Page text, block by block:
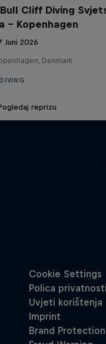
Cliff Diving
- Kopenhagen
Juni 2026
Denmark
reprizu